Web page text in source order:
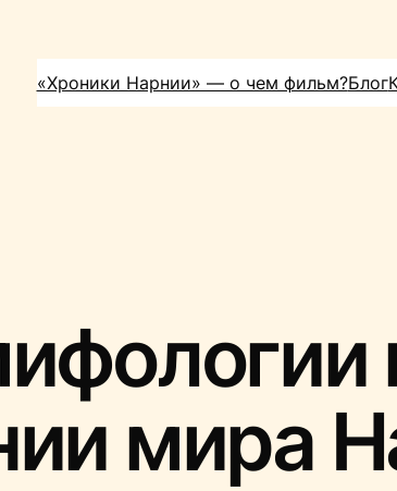
«Хроники Нарнии» — о чем фильм?Блог
мира